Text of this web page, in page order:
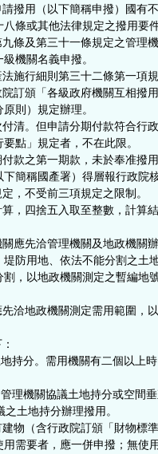
撥用（以下簡稱申撥）國有
條或其他法律規定之撥用要
及第三十一條規定之管理
機關名義申撥。
行細則第三十二條第一項
訂頒「各級政府機關互相撥
則）規定辦理。
。但申請分期付款符合行
點」規定者，不在此限。
之第一期款，未於奉准撥
簡稱國產署）得層報行政院
不受前三項規定之限制。
四捨五入取至整數，計算
應先洽管理機關及地政機關
防用地、依法不能分割之土
，以地政機關測定之暫編地
地政機關測定需用範圍，
持分。需用機關有二個以上
理機關協議土地持分或空間
土地持分辦理撥用。
物（含行政院訂頒「財物標
需要者，應一併申撥；無使